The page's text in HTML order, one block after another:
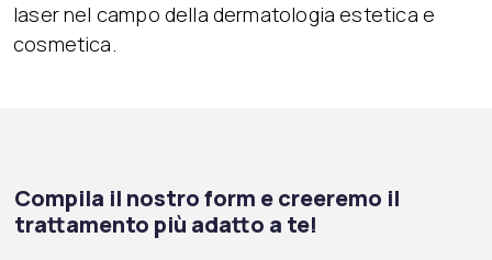
laser nel campo della dermatologia estetica e
cosmetica.
Compila il nostro form e creeremo il
trattamento più adatto a te!